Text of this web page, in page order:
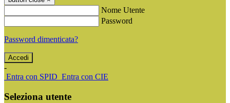
Nome Utente
Password
Password dimenticata?
-
Entra con SPID Entra con CIE
Seleziona utente